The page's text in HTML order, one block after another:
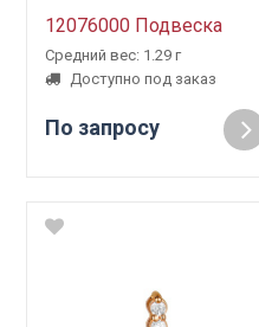
12076000 Подвеска
Средний вес: 1.29 г
Доступно под заказ
По запросу